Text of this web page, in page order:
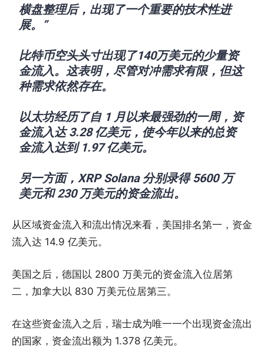
横盘整理后，出现了一个重要的技术性进
展。”
比特币空头头寸出现了140万美元的少量资
金流入。这表明，尽管对冲需求有限，但这
种需求依然存在。
以太坊经历了自 1 月以来最强劲的一周，资
金流入达 3.28 亿美元，使今年以来的总资
金流入达到 1.97 亿美元。
另一方面，XRP Solana 分别录得 5600 万
美元和 230 万美元的资金流出。
从区域资金流入和流出情况来看，美国排名第一，资金
流入达 14.9 亿美元。
美国之后，德国以 2800 万美元的资金流入位居第
二，加拿大以 830 万美元位居第三。
在这些资金流入之后，瑞士成为唯一一个出现资金流出
的国家，资金流出额为 1.378 亿美元。